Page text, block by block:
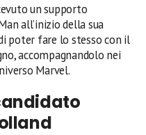
un supporto
all’inizio della sua
poter fare lo stesso con il
accompagnandolo nei
Marvel.